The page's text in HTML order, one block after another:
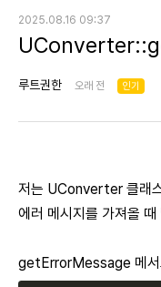
2025.08.16 09:37
루트권한 오래 전 인기
저는 UConverter 클래
에러 메시지를 가져올
getErrorMessage 메서